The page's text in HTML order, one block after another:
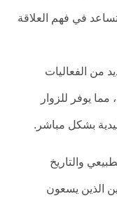
في فهم العلاقة
من الفعاليات
مما يوفر للزوار
بشكل مباشر.
والتاريخ
الذين يسعون